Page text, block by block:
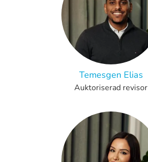
Temesgen Elias
Auktoriserad revisor